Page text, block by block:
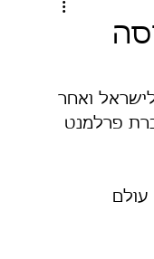
ואחר
על מקום כחברת פרלמנט